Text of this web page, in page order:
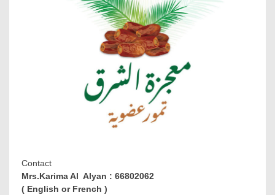
Contact
Mrs.Karima Al Alyan : 66802062
( English or French )